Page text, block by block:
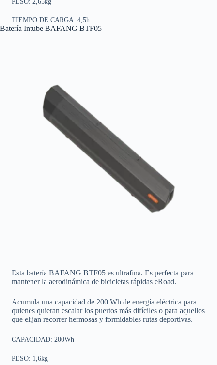
TIEMPO DE CARGA: 4,5h
Batería Intube BAFANG BTF05
Esta batería BAFANG BTF05 es ultrafina. Es perfecta para
mantener la aerodinámica de bicicletas rápidas eRoad.
Acumula una capacidad de 200 Wh de energía eléctrica para
quienes quieran escalar los puertos más difíciles o para aquellos
que elijan recorrer hermosas y formidables rutas deportivas.
CAPACIDAD: 200Wh
PESO: 1,6kg